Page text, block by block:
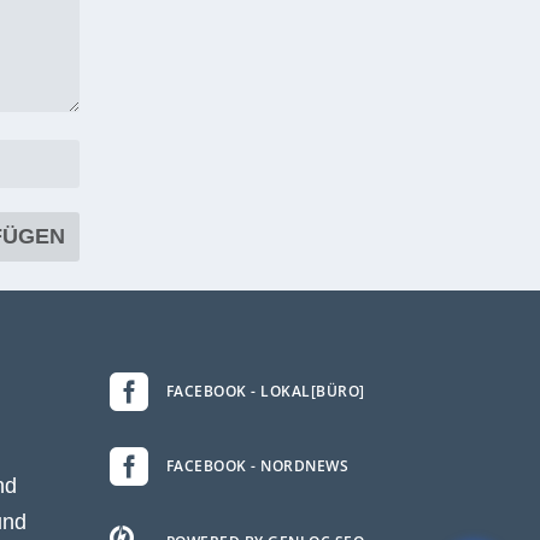
 FACEBOOK - LOKAL[BÜRO]
 FACEBOOK - NORDNEWS